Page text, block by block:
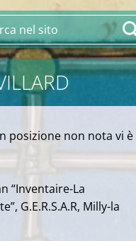
posizione non nota vi è
“Inventaire-La
G.E.R.S.A.R, Milly-la